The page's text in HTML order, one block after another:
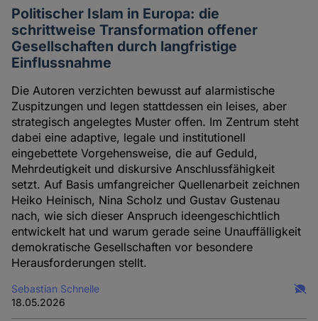
Politischer Islam in Europa: die
schrittweise Transformation offener
Gesellschaften durch langfristige
Einflussnahme
Die Autoren verzichten bewusst auf alarmistische
Zuspitzungen und legen stattdessen ein leises, aber
strategisch angelegtes Muster offen. Im Zentrum steht
dabei eine adaptive, legale und institutionell
eingebettete Vorgehensweise, die auf Geduld,
Mehrdeutigkeit und diskursive Anschlussfähigkeit
setzt. Auf Basis umfangreicher Quellenarbeit zeichnen
Heiko Heinisch, Nina Scholz und Gustav Gustenau
nach, wie sich dieser Anspruch ideengeschichtlich
entwickelt hat und warum gerade seine Unauffälligkeit
demokratische Gesellschaften vor besondere
Herausforderungen stellt.
Sebastian Schnelle
18.05.2026